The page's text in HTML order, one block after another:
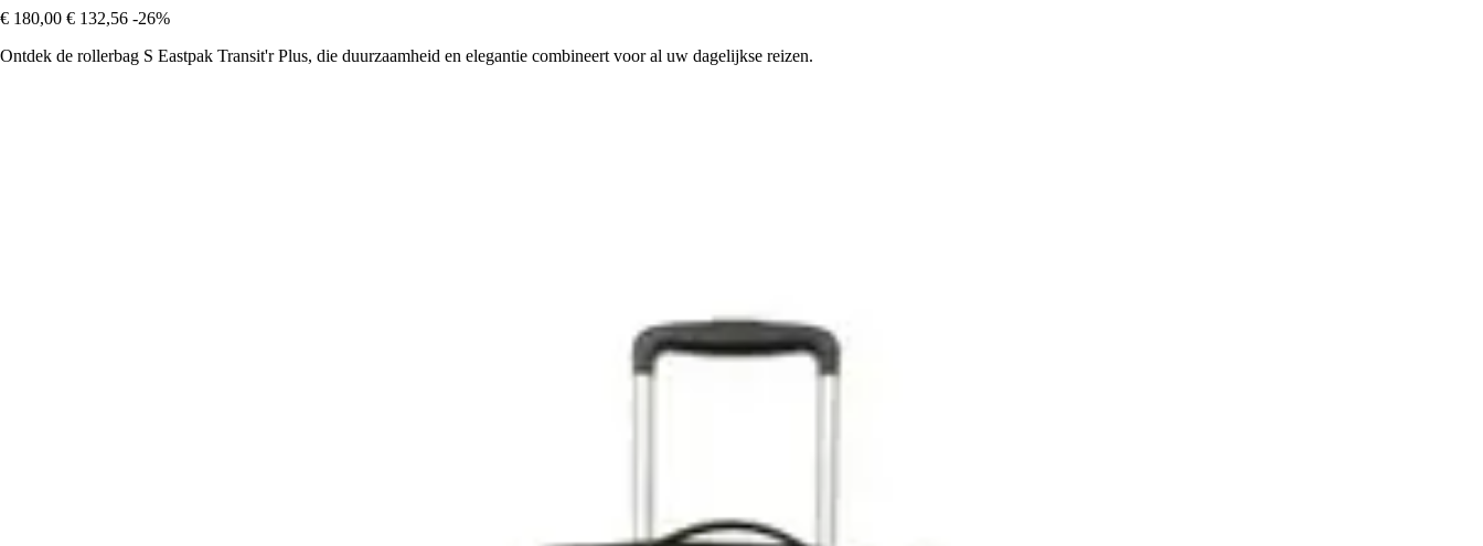
€ 180,00 € 132,56 -26%
Ontdek de rollerbag S Eastpak Transit'r Plus, die duurzaamheid en elegantie combineert voor al uw dagelijkse reizen.